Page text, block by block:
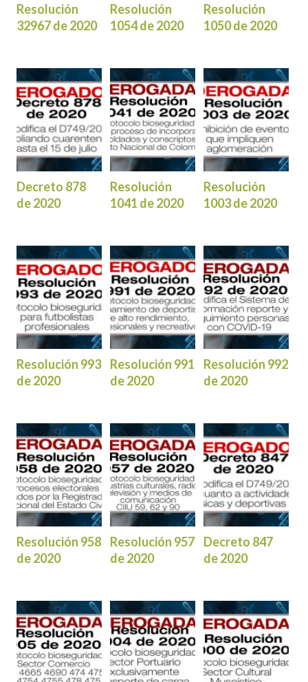
Resolución
32967 de 2020
Resolución
1054 de 2020
Resolución
1050 de 2020
Decreto 878
de 2020
Resolución
1041 de 2020
Resolución
1003 de 2020
Resolución 993
de 2020
Resolución 991
de 2020
Resolución 992
de 2020
Resolución 958
de 2020
Resolución 957
de 2020
Decreto 847
de 2020